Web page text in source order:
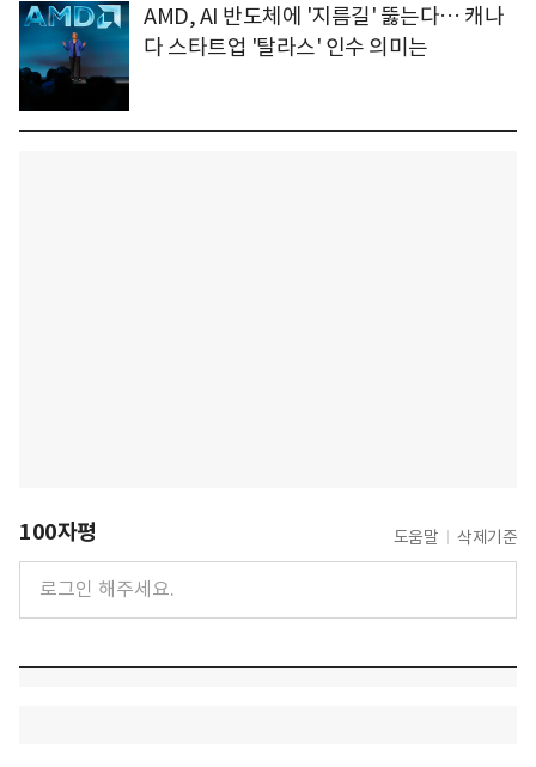
AMD, AI 반도체에 '지름길' 뚫는다… 캐나
다 스타트업 '탈라스' 인수 의미는
100자평 도움말 삭제기준